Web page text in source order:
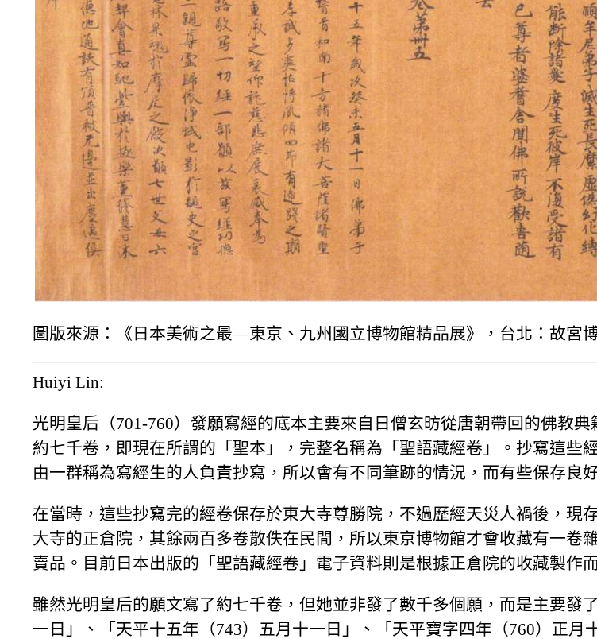
圖版來源：《日本美術之最—東京、九州國立博物館精品展》，台北：故宮
Huiyi Lin:
光明皇后（701-760）發願寫經的底本主要來自日僧玄昉從唐朝帶回的佛教
約七千卷，即現在所謂的「聖本」，完整名稱為「聖語藏經卷」。抄寫這些
由一群稱為寫經生的人負責抄寫，所以會有不同筆跡的情況，而有些保存良
在當時，這些抄寫完的經卷保存於東大寺尊勝院，不過歷經天災人禍後，現
大寺的正倉院，其餘兩百多卷散佚在民間，所以東京博物館才會收藏有一卷
賣品。目前日本出版的「聖語藏經卷」電子資料則是根據正倉院的收藏製作
雖然光明皇后的願文寫了約七千卷，但她並非發了數千多個願，而是主要發
一日」、「天平十五年（743）五月十一日」、「天平寶字四年（760）正月